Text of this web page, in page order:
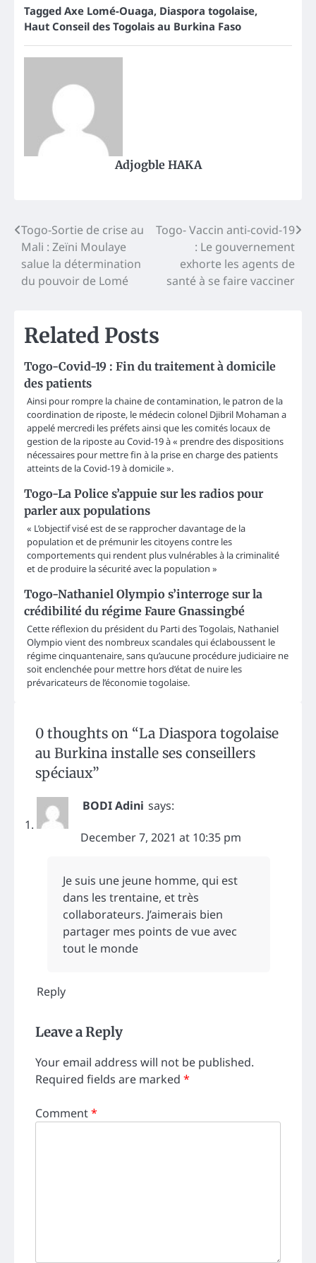
Tagged Axe Lomé-Ouaga, Diaspora togolaise,
Haut Conseil des Togolais au Burkina Faso
Adjogble HAKA
Post
navigation
Togo-Sortie de crise au
Mali : Zeïni Moulaye
salue la détermination
du pouvoir de Lomé
Togo- Vaccin anti-covid-19
: Le gouvernement
exhorte les agents de
santé à se faire vacciner
Related Posts
Togo-Covid-19 : Fin du traitement à domicile
des patients
Ainsi pour rompre la chaine de contamination, le patron de la
coordination de riposte, le médecin colonel Djibril Mohaman a
appelé mercredi les préfets ainsi que les comités locaux de
gestion de la riposte au Covid-19 à « prendre des dispositions
nécessaires pour mettre fin à la prise en charge des patients
atteints de la Covid-19 à domicile ».
Togo-La Police s’appuie sur les radios pour
parler aux populations
« L’objectif visé est de se rapprocher davantage de la
population et de prémunir les citoyens contre les
comportements qui rendent plus vulnérables à la criminalité
et de produire la sécurité avec la population »
Togo-Nathaniel Olympio s’interroge sur la
crédibilité du régime Faure Gnassingbé
Cette réflexion du président du Parti des Togolais, Nathaniel
Olympio vient des nombreux scandales qui éclaboussent le
régime cinquantenaire, sans qu’aucune procédure judiciaire ne
soit enclenchée pour mettre hors d’état de nuire les
prévaricateurs de l’économie togolaise.
0 thoughts on “La Diaspora togolaise
au Burkina installe ses conseillers
spéciaux”
BODI Adini says:
December 7, 2021 at 10:35 pm
Je suis une jeune homme, qui est
dans les trentaine, et très
collaborateurs. J’aimerais bien
partager mes points de vue avec
tout le monde
Reply
Leave a Reply
Your email address will not be published.
Required fields are marked *
Comment*